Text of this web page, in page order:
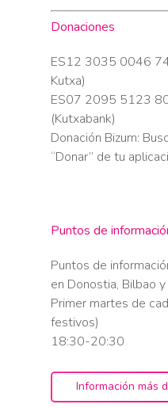
Donaciones
ES12 3035 0046
Kutxa)
ES07 2095 5123
(Kutxabank)
Donación Bizum:
“Donar” de tu
Puntos de
Puntos de
en Donostia, Bilbao
Primer martes de
festivos)
18:30-20:30
Información más